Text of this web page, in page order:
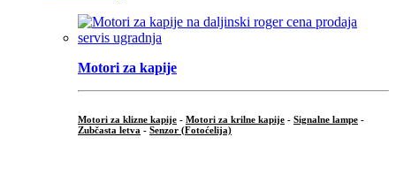
Motori za kapije
Motori za klizne kapije - Motori za krilne kapije - Signalne lampe -
Zubčasta letva - Senzor (Fotoćelija)